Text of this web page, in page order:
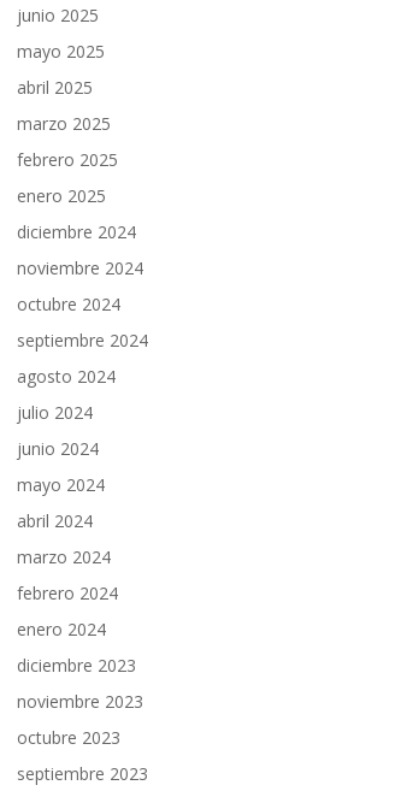
junio 2025
mayo 2025
abril 2025
marzo 2025
febrero 2025
enero 2025
diciembre 2024
noviembre 2024
octubre 2024
septiembre 2024
agosto 2024
julio 2024
junio 2024
mayo 2024
abril 2024
marzo 2024
febrero 2024
enero 2024
diciembre 2023
noviembre 2023
octubre 2023
septiembre 2023